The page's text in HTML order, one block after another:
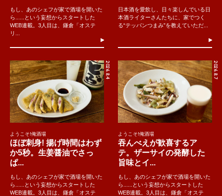
もし、あのシェフが家で酒場を開いた
ら......という妄想からスタートした
WEB連載。3人目は、鎌倉「オステ
リ...
日本酒を愛飲し、日々楽しんでいる日
本酒ライターさんたちに、家でつく
る“テッパンつまみ”を教えていただ...
2026.8.4
ようこそ!俺酒場
ほぼ刺身! 揚げ時間はわず
か5秒。生姜醤油でさっ
ぱ...
もし、あのシェフが家で酒場を開いた
ら......という妄想からスタートした
WEB連載。3人目は、鎌倉「オステ
2026.8.7
ようこそ!俺酒場
吞んべえが歓喜するア
テ。ザーサイの発酵した
旨味とイ...
もし、あのシェフが家で酒場を開いた
ら......という妄想からスタートした
WEB連載。3人目は、鎌倉「オステ